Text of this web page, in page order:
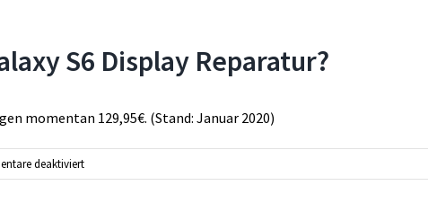
S6 Display Reparatur?
momentan 129,95€. (Stand: Januar 2020)
deaktiviertfür
Was